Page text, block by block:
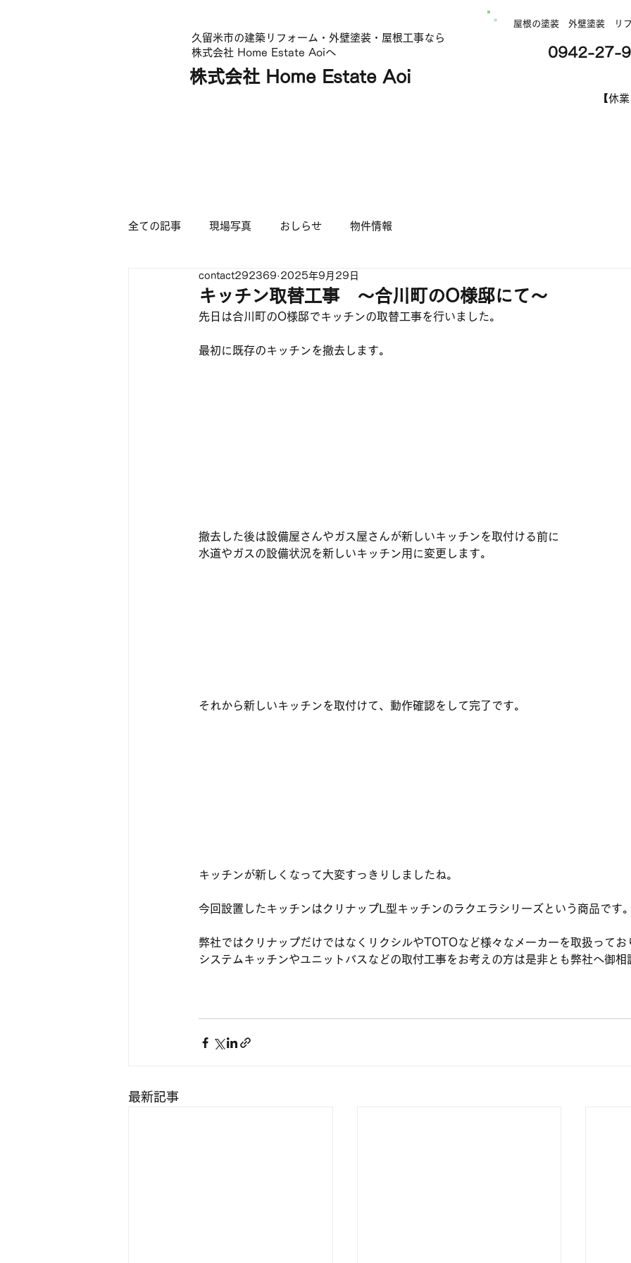
久留米市の建築リフォーム・外壁塗装・屋根工事なら
株式会社 Home Estate Aoiへ
株式会社 Home Estate Aoi
屋根の塗装 外壁塗装 リ
0942-27-
【休
全ての記事 現場写真 おしらせ 物件情報
キッチン取替工事 ～合川町のO様邸にて～
contact292369 2025年9月29日
先日は合川町のO様邸でキッチンの取替工事を行いました。
最初に既存のキッチンを撤去します。
撤去した後は設備屋さんやガス屋さんが新しいキッチンを取付ける前に
水道やガスの設備状況を新しいキッチン用に変更します。
それから新しいキッチンを取付けて、動作確認をして完了です。
キッチンが新しくなって大変すっきりしましたね。
今回設置したキッチンはクリナップL型キッチンのラクエラシリーズという商品です。
弊社ではクリナップだけではなくリクシルやTOTOなど様々なメーカーを取扱ってお
システムキッチンやユニットバスなどの取付工事をお考えの方は是非とも弊社へ御相
最新記事